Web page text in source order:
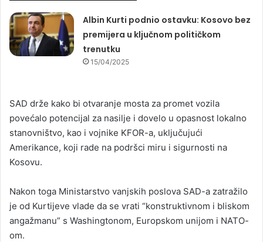
Albin Kurti podnio ostavku: Kosovo bez
premijera u ključnom političkom
trenutku
15/04/2025
SAD drže kako bi otvaranje mosta za promet vozila
povećalo potencijal za nasilje i dovelo u opasnost lokalno
stanovništvo, kao i vojnike KFOR-a, uključujući
Amerikance, koji rade na podršci miru i sigurnosti na
Kosovu.
Nakon toga Ministarstvo vanjskih poslova SAD-a zatražilo
je od Kurtijeve vlade da se vrati “konstruktivnom i bliskom
angažmanu” s Washingtonom, Europskom unijom i NATO-
om.